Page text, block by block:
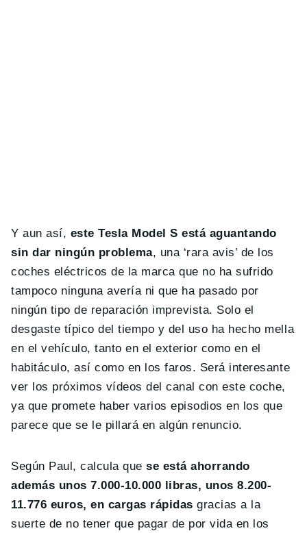
Y aun así, este Tesla Model S está aguantando
sin dar ningún problema, una ‘rara avis’ de los
coches eléctricos de la marca que no ha sufrido
tampoco ninguna avería ni que ha pasado por
ningún tipo de reparación imprevista. Solo el
desgaste típico del tiempo y del uso ha hecho mella
en el vehículo, tanto en el exterior como en el
habitáculo, así como en los faros. Será interesante
ver los próximos vídeos del canal con este coche,
ya que promete haber varios episodios en los que
parece que se le pillará en algún renuncio.
Según Paul, calcula quese está ahorrando
además unos 7.000-10.000 libras, unos 8.200-
11.776 euros, en cargas rápidas gracias a la
suerte de no tener que pagar de por vida en los